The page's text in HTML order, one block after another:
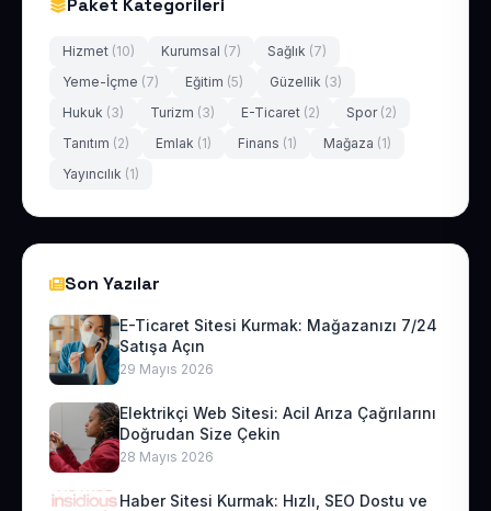
Paket Kategorileri
Hizmet (10) Kurumsal (7) Sağlık (7)
Yeme-İçme (7) Eğitim (5) Güzellik (3)
Hukuk (3) Turizm (3) E-Ticaret (2) Spor (2)
Tanıtım (2) Emlak (1) Finans (1) Mağaza (1)
Yayıncılık (1)
Son Yazılar
E-Ticaret Sitesi Kurmak: Mağazanızı 7/24
Satışa Açın
29 Mayıs 2026
Elektrikçi Web Sitesi: Acil Arıza Çağrılarını
Doğrudan Size Çekin
28 Mayıs 2026
Haber Sitesi Kurmak: Hızlı, SEO Dostu ve